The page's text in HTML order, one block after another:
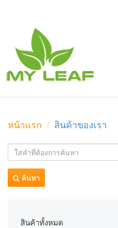
หน้าแรก สินค้าของเรา
ค้นหา
สินค้าทั้งหมด